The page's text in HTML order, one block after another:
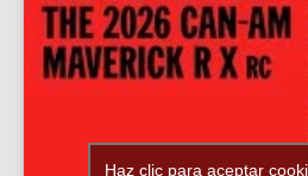
Haz clic para aceptar